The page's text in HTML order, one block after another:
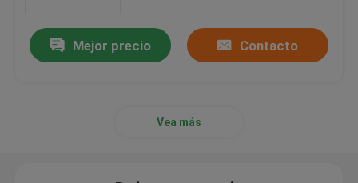
Mejor precio Contacto
Vea más